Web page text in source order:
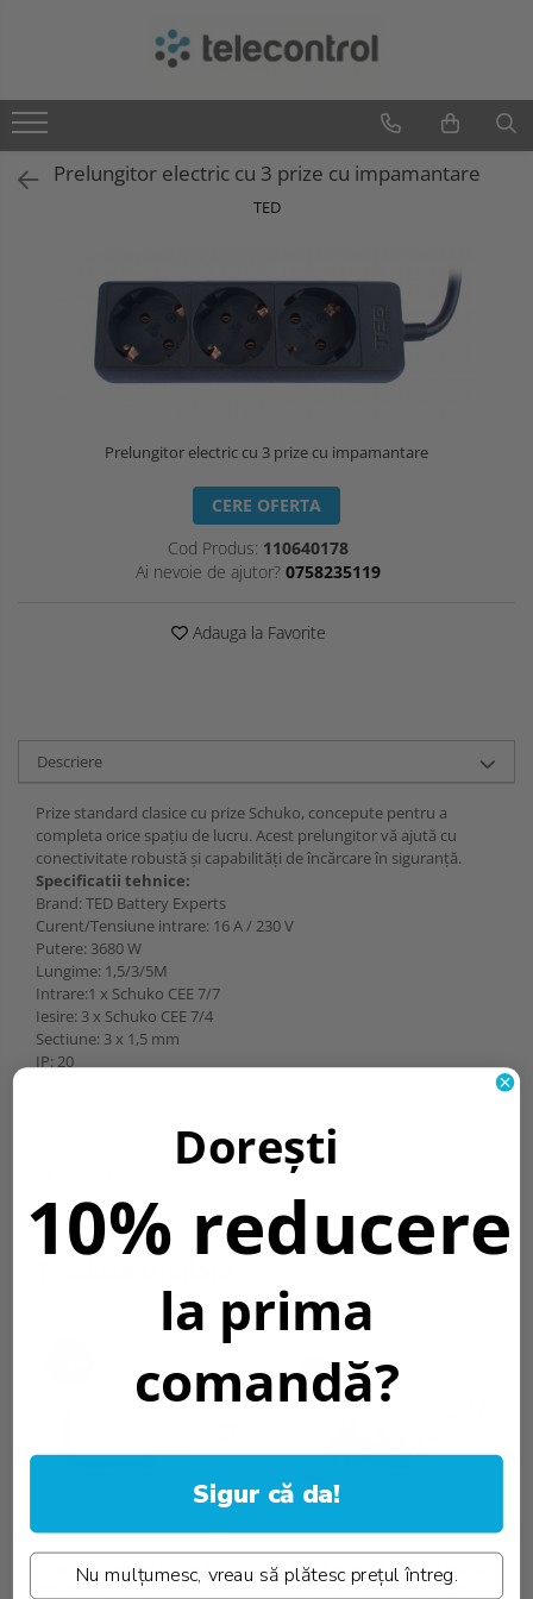
Teleco Automation
Teletask
Artsound
Prelungitor electric cu 3 prize cu impamantare
TED
Prelungitor electric cu 3 prize cu impamantare
CERE OFERTA
Cod Produs: 110640178
Ai nevoie de ajutor? 0758235119
Adauga la Favorite
Descriere
Prize standard clasice cu prize Schuko, concepute pentru a
completa orice spațiu de lucru. Acest prelungitor vă ajută cu
conectivitate robustă și capabilități de încărcare în siguranță.
Specificatii tehnice:
Brand: TED Battery Experts
Curent/Tensiune intrare: 16 A / 230 V
Putere: 3680 W
Lungime: 1,5/3/5M
Intrare:1 x Schuko CEE 7/7
Iesire: 3 x Schuko CEE 7/4
Sectiune: 3 x 1,5 mm
IP: 20
Senzor miscare PIR, aplicat,
exterior, IP65, miniatura, alb,
-25%
Profil aluminiu banda led, de
colt exterior cu margini,
Dorești
10% reducere
la prima
comandă?
Sigur că da!
Nu mulțumesc, vreau să plătesc prețul întreg.